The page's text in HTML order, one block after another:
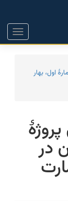
شمارۀ اول، بهار
در